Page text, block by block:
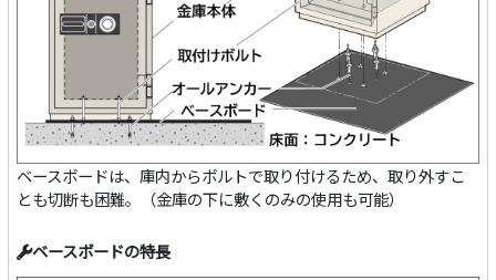
ベースボードは、庫内からボルトで取り付けるため、取り外すこ
とも切断も困難。（金庫の下に敷くのみの使用も可能）
ベースボードの特長